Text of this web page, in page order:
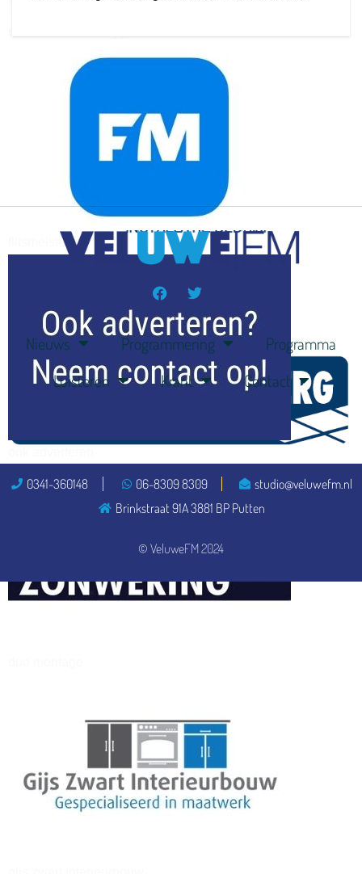
delangekortland
flitsmeister
Nieuws Programmering
Programma
Luisteren
Krant Contact
© VeluweFM 2024
0341-360148 06-8309 8309
studio@veluwefm.nl
Brinkstraat 91A 3881 BP Putten